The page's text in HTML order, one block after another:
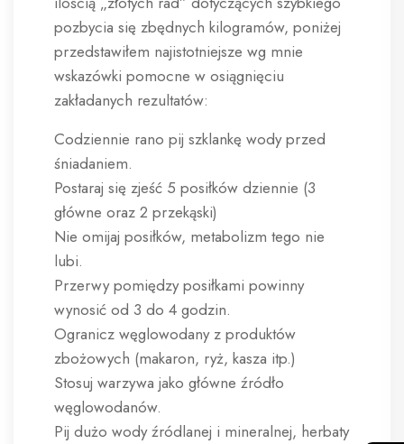
pozbycia się zbędnych kilogramów, poniżej
przedstawiłem najistotniejsze wg mnie
wskazówki pomocne w osiągnięciu
zakładanych rezultatów:
Codziennie rano pij szklankę wody przed
śniadaniem.
Postaraj się zjeść 5 posiłków dziennie (3
główne oraz 2 przekąski)
Nie omijaj posiłków, metabolizm tego nie
lubi.
Przerwy pomiędzy posiłkami powinny
wynosić od 3 do 4 godzin.
Ogranicz węglowodany z produktów
zbożowych (makaron, ryż, kasza itp.)
Stosuj warzywa jako główne źródło
węglowodanów.
Pij dużo wody źródlanej i mineralnej, herbaty